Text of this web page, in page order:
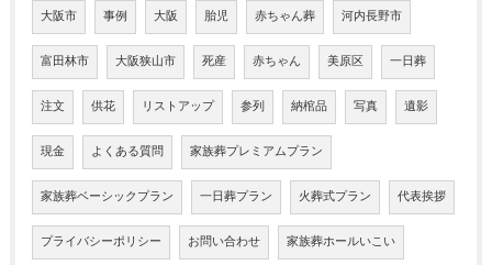
大阪市 事例 大阪 胎児 赤ちゃん葬 河内長野市
富田林市 大阪狭山市 死産 赤ちゃん 美原区 一日葬
注文 供花 リストアップ 参列 納棺品 写真 遺影
現金 よくある質問 家族葬プレミアムプラン
家族葬ベーシックプラン 一日葬プラン 火葬式プラン 代表挨拶
プライバシーポリシー お問い合わせ 家族葬ホールいこい